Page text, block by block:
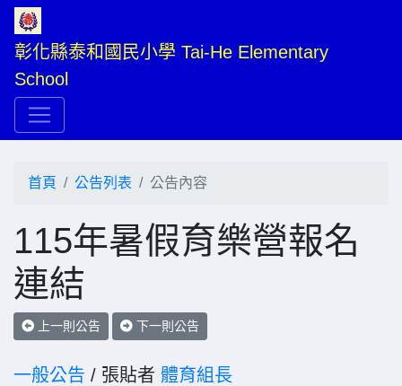
彰化縣泰和國民小學 Tai-He Elementary
School
首頁 公告列表 公告內容
115年暑假育樂營報名
連結
上一則公告 下一則公告
一般公告 / 張貼者 體育組長